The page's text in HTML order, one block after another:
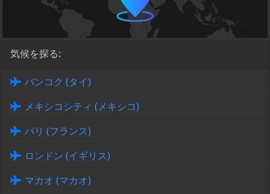
気候を探る:
バンコク (タイ)
メキシコシティ (メキシコ)
パリ (フランス)
ロンドン (イギリス)
マカオ (マカオ)